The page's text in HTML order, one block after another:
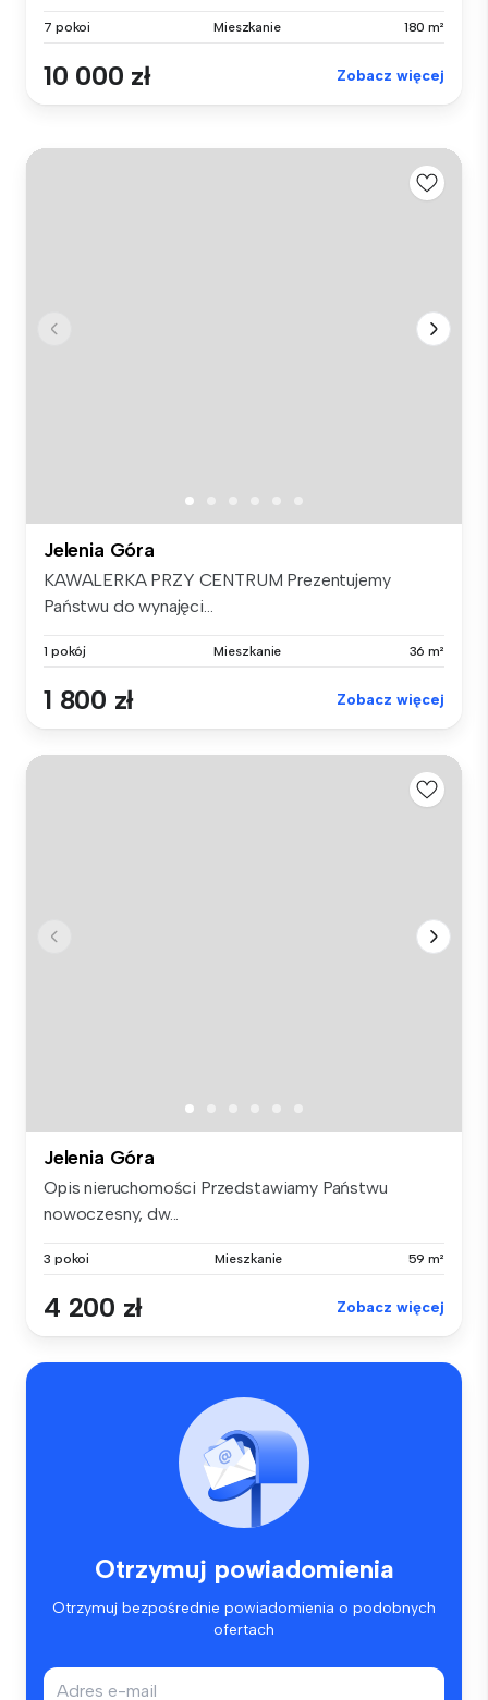
7 pokoi Mieszkanie 180 m²
10 000 zł Zobacz więcej
Jelenia Góra
KAWALERKA PRZY CENTRUM Prezentujemy
Państwu do wynajęci...
1 pokój Mieszkanie 36 m²
1 800 zł Zobacz więcej
Jelenia Góra
Opis nieruchomości Przedstawiamy Państwu
nowoczesny, dw...
3 pokoi Mieszkanie 59 m²
4 200 zł Zobacz więcej
Otrzymuj powiadomienia
Otrzymuj bezpośrednie powiadomienia o podobnych
ofertach